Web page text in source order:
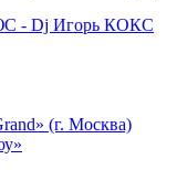
- Dj Игорь КОКС
(г. Москва)